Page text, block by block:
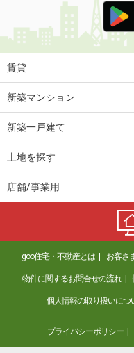
賃貸
新築マンション
新築一戸建て
土地を探す
店舗/事業用
goo住宅・不動産とは お客さ
物件に関するお問合せの流れ
個人情報の取り扱いにつ
プライバシーポリシー